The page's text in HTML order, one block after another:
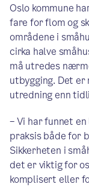
Oslo kommune
fare for flom og
områdene i
cirka halve
må utredes
utbygging. Det
utredning enn
– Vi har funnet
praksis både for
Sikkerheten i
det er viktig for
komplisert eller